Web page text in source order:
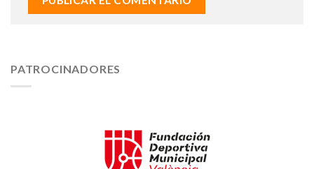
PATROCINADORES